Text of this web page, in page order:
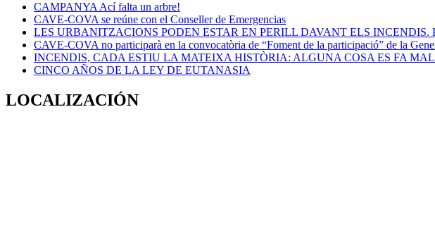
CAMPANYA Ací falta un arbre!
CAVE-COVA se reúne con el Conseller de Emergencias
LES URBANITZACIONS PODEN ESTAR EN PERILL DAVANT ELS INCENDIS.
CAVE-COVA no participarà en la convocatòria de “Foment de la participació” de la
INCENDIS, CADA ESTIU LA MATEIXA HISTÒRIA: ALGUNA COSA ES FA
CINCO AÑOS DE LA LEY DE EUTANASIA
LOCALIZACIÓN